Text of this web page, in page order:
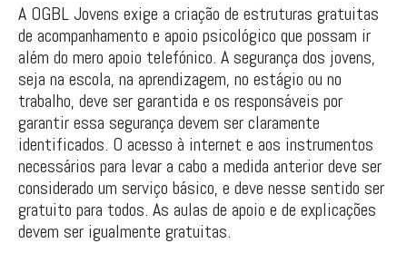
A OGBL Jovens exige a criação de estruturas gratuitas
de acompanhamento e apoio psicológico que possam ir
além do mero apoio telefónico. A segurança dos jovens,
seja na escola, na aprendizagem, no estágio ou no
trabalho, deve ser garantida e os responsáveis por
garantir essa segurança devem ser claramente
identificados. O acesso à internet e aos instrumentos
necessários para levar a cabo a medida anterior deve ser
considerado um serviço básico, e deve nesse sentido ser
gratuito para todos. As aulas de apoio e de explicações
devem ser igualmente gratuitas.